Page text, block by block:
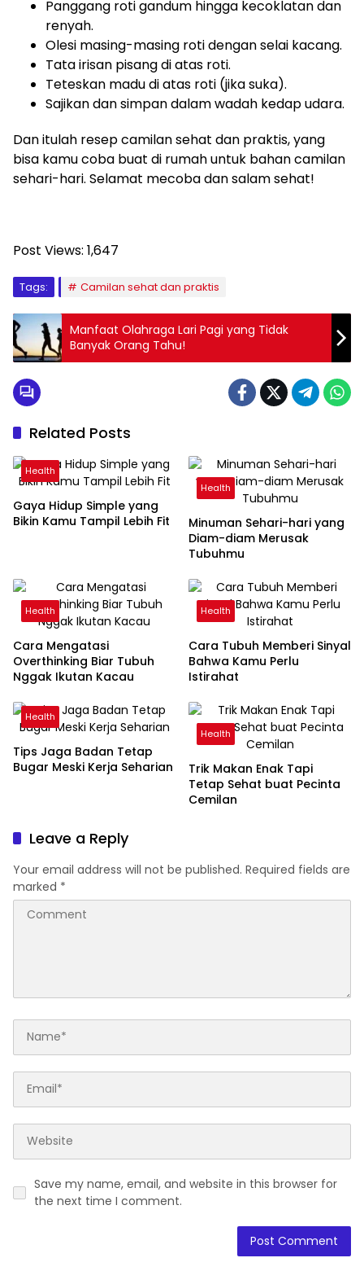
Panggang roti gandum hingga kecoklatan dan
renyah.
Olesi masing-masing roti dengan selai kacang.
Tata irisan pisang di atas roti.
Teteskan madu di atas roti (jika suka).
Sajikan dan simpan dalam wadah kedap udara.
Dan itulah resep camilan sehat dan praktis, yang
bisa kamu coba buat di rumah untuk bahan camilan
sehari-hari. Selamat mecoba dan salam sehat!
Post Views: 1,647
Tags: Camilan sehat dan praktis
Manfaat Olahraga Lari Pagi yang Tidak
Banyak Orang Tahu!
Related Posts
Health
Gaya Hidup Simple yang
Bikin Kamu Tampil Lebih Fit
Health
Minuman Sehari-hari yang
Diam-diam Merusak
Tubuhmu
Health
Cara Mengatasi
Overthinking Biar Tubuh
Nggak Ikutan Kacau
Health
Cara Tubuh Memberi Sinyal
Bahwa Kamu Perlu
Istirahat
Health
Tips Jaga Badan Tetap
Bugar Meski Kerja Seharian
Health
Trik Makan Enak Tapi
Tetap Sehat buat Pecinta
Cemilan
Leave a Reply
Your email address will not be published. Required fields are
marked *
Save my name, email, and website in this browser for
the next time I comment.